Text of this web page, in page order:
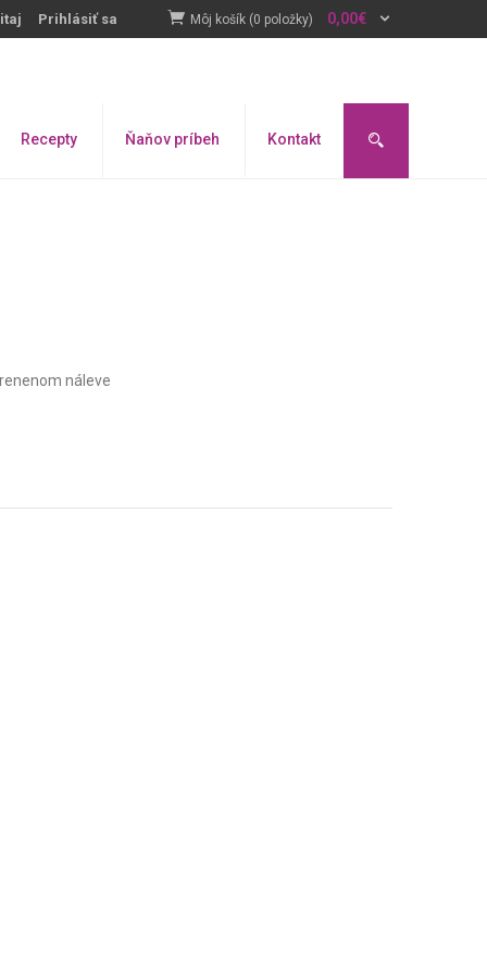
Prihlásiť sa Môj košík (0 položky) 0,00€
Recepty Ňaňov príbeh Kontakt
náleve